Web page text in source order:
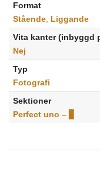
Format
Stående Liggande
Vita kanter (inbyggd
Nej
Typ
Fotografi
Sektioner
Perfect uno – ▊